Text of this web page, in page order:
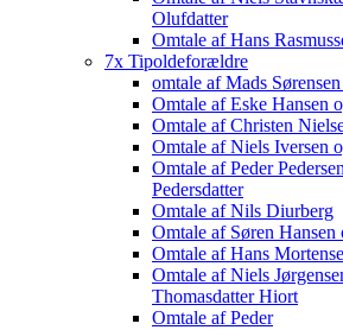
Olufdatter
Omtale af Hans
7x Tipoldeforældre
omtale af Mads
Omtale af Eske Hansen
Omtale af Christen
Omtale af Niels Iversen
Omtale af Peder
Pedersdatter
Omtale af Nils Diurberg
Omtale af Søren Hansen
Omtale af Hans
Omtale af Niels
Thomasdatter Hiort
Omtale af Peder